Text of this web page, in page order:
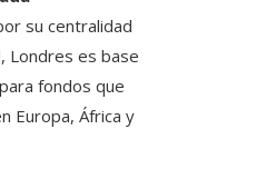
su centralidad
Londres es base
fondos que
Europa, África y